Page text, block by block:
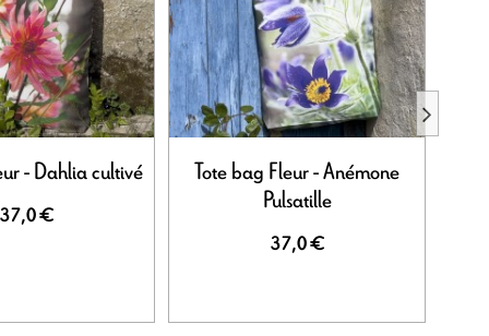
- Dahlia cultivé
37,0 €
Tote bag Fleur - Anémone
Pulsatille
37,0 €